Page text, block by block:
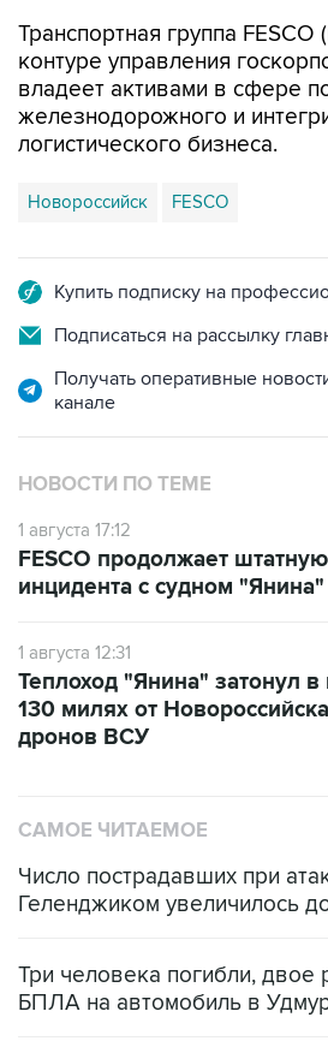
Транспортная группа FESCO
контуре управления
владеет активами в сфере
железнодорожного и
логистического бизнеса.
Новороссийск FESCO
Купить подписку на
Подписаться на рассылку
Получать оперативные
канале
НОВОСТИ ПО ТЕМЕ
1 августа 17:12
FESCO продолжает
инцидента с судном "Янина"
1 августа 12:31
Теплоход "Янина" затонул в
130 милях от
дронов ВСУ
САМОЕ ЧИТАЕМОЕ
Число пострадавших при
Геленджиком увеличилось
Три человека погибли, двое
БПЛА на автомобиль в